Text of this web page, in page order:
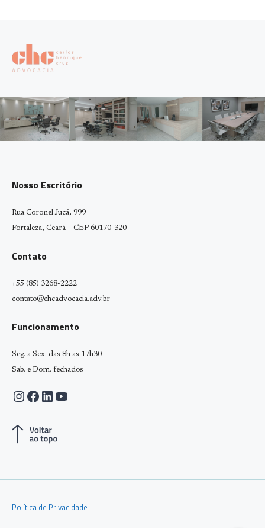
Nosso Escritório
Rua Coronel Jucá, 999
Fortaleza, Ceará – CEP 60170-320
Contato
+55 (85) 3268-2222
contato@chcadvocacia.adv.br
Funcionamento
Seg. a Sex. das 8h as 17h30
Sab. e Dom. fechados
Instagram
Facebook
LinkedIn
Youtube
Política de Privacidade